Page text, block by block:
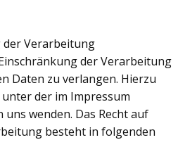
der Verarbeitung
der Verarbeitung
Daten zu verlangen. Hierzu
der im Impressum
wenden. Das Recht auf
besteht in folgenden